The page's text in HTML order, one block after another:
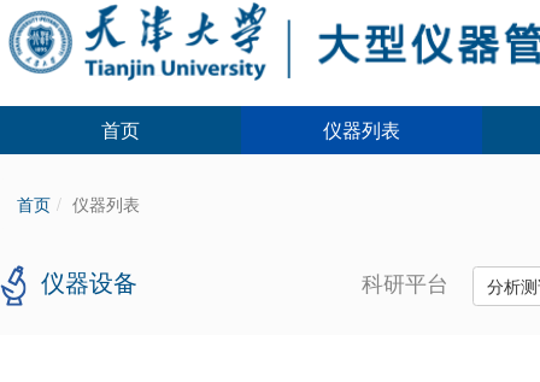
首页 仪器列表
首页 仪器列表
仪器设备 科研平台 分析